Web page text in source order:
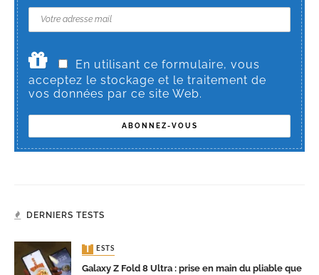
En utilisant ce formulaire, vous
acceptez le stockage et le traitement de
vos données par ce site Web.
DERNIERS TESTS
TESTS
Galaxy Z Fold 8 Ultra : prise en main du pliable que